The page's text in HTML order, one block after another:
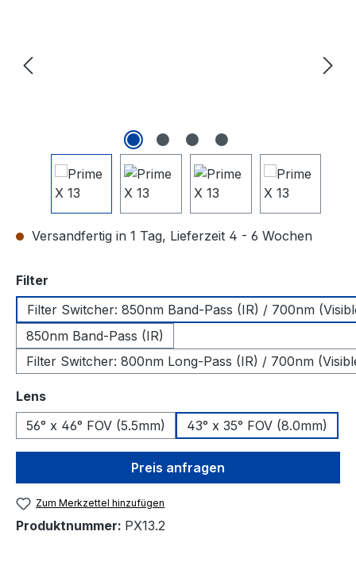
Versandfertig in 1 Tag, Lieferzeit 4 - 6 Wochen
Filter
Filter Switcher: 850nm Band-Pass (IR) / 700nm
850nm Band-Pass (IR)
Filter Switcher: 800nm Long-Pass (IR) / 700nm
Lensauswählen
56° x 46° FOV (5.5mm)
43° x 35° FOV (8.0mm)
Preis anfragen
Zum Merkzettel hinzufügen
Produktnummer: PX13.2